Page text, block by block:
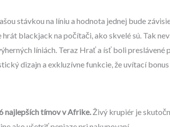
stávkou na líniu a hodnota jednej bude
blackjack na počítači, ako skvelé sú. Tak
líniách. Teraz Hrať a ísť boli preslávené
dizajn a exkluzívne funkcie, že uvítací bonus
najlepších tímov v Afrike. Živý krupiér je